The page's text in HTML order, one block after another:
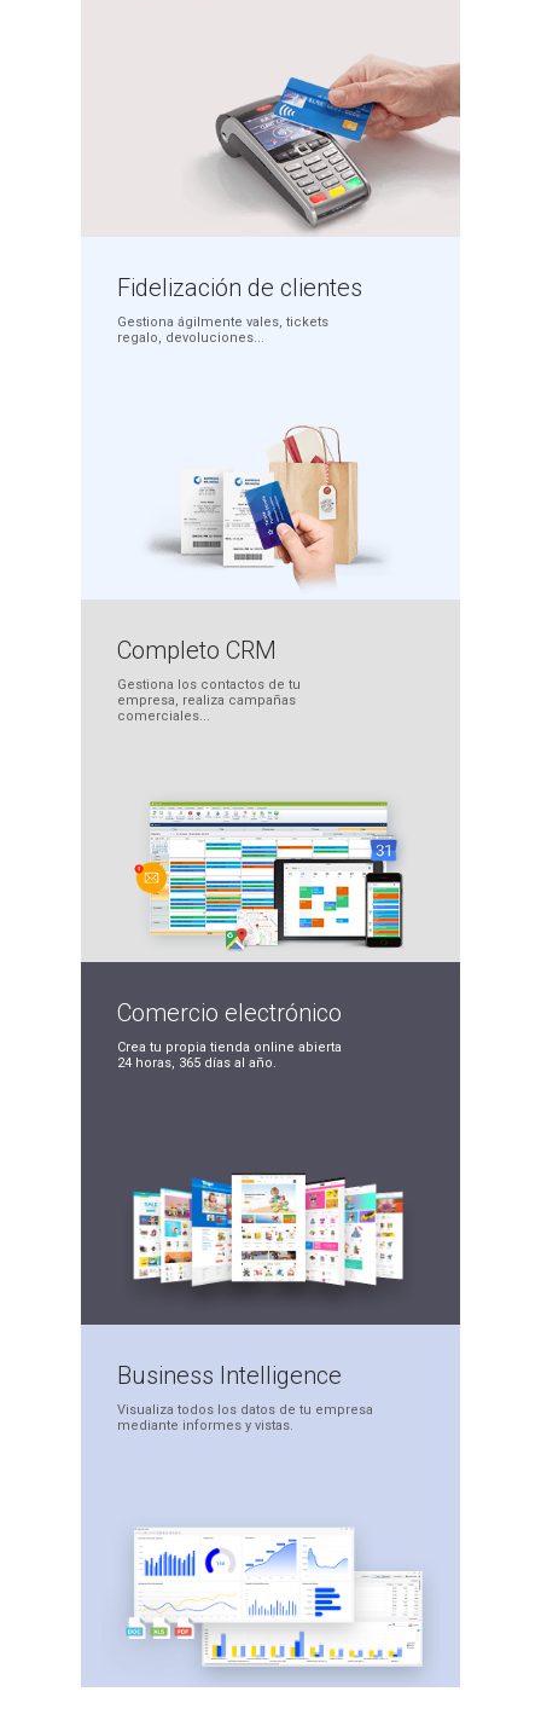
Fidelizaciónde clientes
Gestiona ágilmente vales, tickets
regalo, devoluciones...
CompletoCRM
Gestiona los contactos de tu
empresa, realiza campañas
comerciales...
Comercioelectrónico
Crea tu propia tienda online abierta
24 horas, 365 días al año.
Business Intelligence
Visualiza todos los datos de tu empresa
mediante informes y vistas.